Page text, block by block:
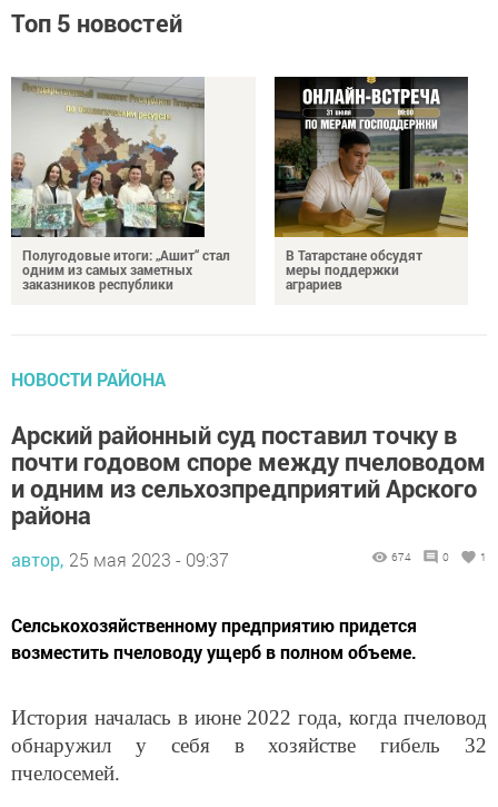
Полугодовые итоги: „Ашит“ стал
одним из самых заметных
заказников республики
В Татарстане обсудят
меры поддержки
аграриев
почти годовом споре между пчеловодом
и одним из сельхозпредприятий Арского
района
автор,
возместить пчеловоду ущерб в полном объеме.
обнаружил у себя в хозяйстве гибель 32
пчелосемей.